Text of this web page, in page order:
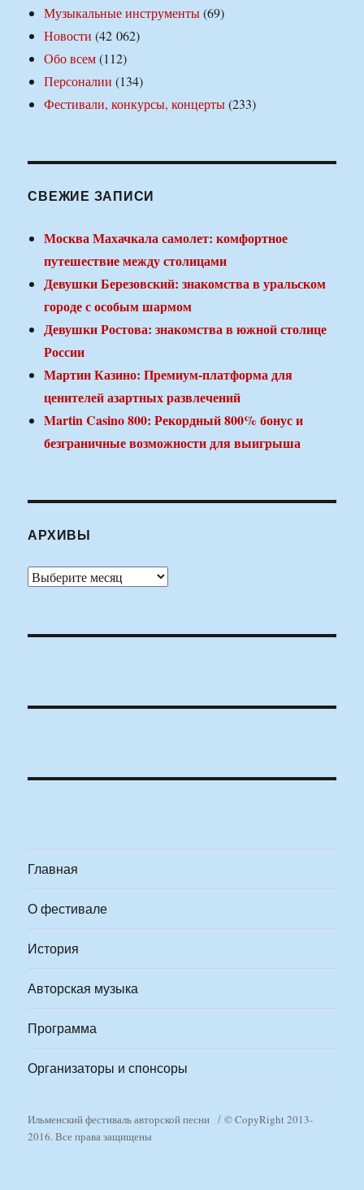
Музыкальные инструменты(69)
Новости (42 062)
Обо всем(112)
Персоналии (134)
Фестивали, конкурсы, концерты(233)
СВЕЖИЕ ЗАПИСИ
Москва Махачкала самолет: комфортное
путешествие между столицами
Девушки Березовский: знакомства в уральском
городе с особым шармом
Девушки Ростова: знакомства в южной столице
России
Мартин Казино: Премиум-платформа для
ценителей азартных развлечений
Martin Casino 800: Рекордный 800% бонус и
безграничные возможности для выигрыша
АРХИВЫ
Архивы
Главная
О фестивале
История
Авторская музыка
Программа
Организаторы и спонсоры
Ильменский фестиваль авторской песни
© CopyRight 2013-
2016. Все права защищены